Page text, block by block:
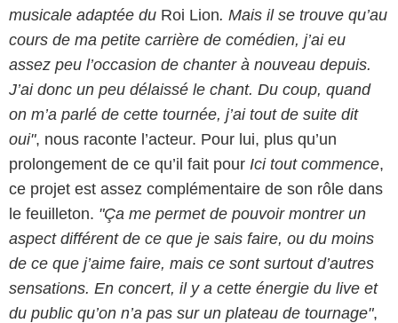
musicale adaptée du Roi Lion. Mais il se trouve qu’au
cours de ma petite carrière de comédien, j’ai eu
assez peu l’occasion de chanter à nouveau depuis.
J’ai donc un peu délaissé le chant. Du coup, quand
on m’a parlé de cette tournée, j’ai tout de suite dit
oui", nous raconte l’acteur. Pour lui, plus qu’un
prolongement de ce qu’il fait pour Ici tout commence,
ce projet est assez complémentaire de son rôle dans
le feuilleton. "Ça me permet de pouvoir montrer un
aspect différent de ce que je sais faire, ou du moins
de ce que j’aime faire, mais ce sont surtout d’autres
sensations. En concert, il y a cette énergie du live et
du public qu’on n’a pas sur un plateau de tournage",